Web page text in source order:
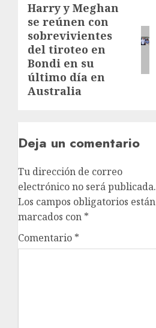
Harry y Meghan
se reúnen con
sobrevivientes
del tiroteo en
Bondi en su
último día en
Australia
Deja un comentario
Tu dirección de correo
electrónico no será publicada.
Los campos obligatorios están
marcados con *
Comentario *